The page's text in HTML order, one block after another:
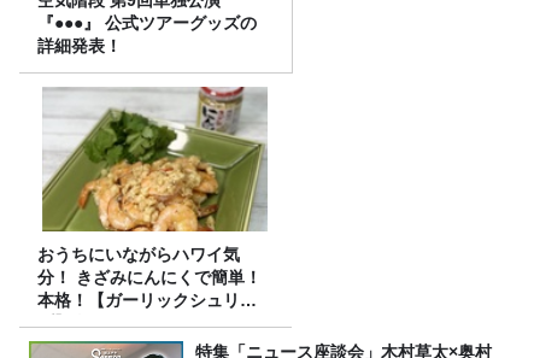
『●●●』 公式ツアーグッズの
詳細発表！
おうちにいながらハワイ気
分！ きざみにんにくで簡単！
本格！【ガーリックシュリン
プ】 桃屋のかんたんレシピ
特集「ニュース座談会」木村草太×奥村